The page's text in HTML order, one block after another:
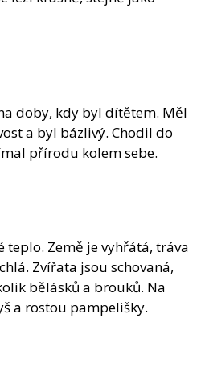
doby, kdy byl dítětem. Měl
a byl bázlivý. Chodil do
přírodu kolem sebe.
teplo. Země je vyhřátá, tráva
Zvířata jsou schovaná,
bělásků a brouků. Na
a rostou pampelišky.